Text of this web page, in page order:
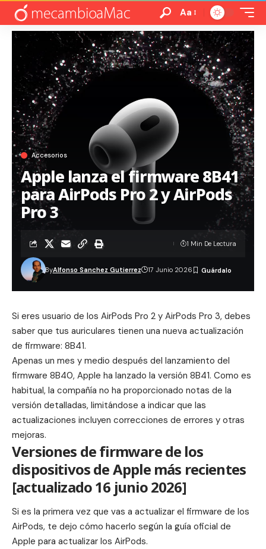
Aa
Accesorios
Apple lanza el firmware 8B41
para AirPods Pro 2 y AirPods
Pro 3
ByAlfonso Sanchez Gutierrez 17 Junio 2026
1 Min De Lectura
Si eres usuario de los AirPods Pro 2 y AirPods Pro 3, debes
saber que tus auriculares tienen una nueva actualización
de firmware: 8B41.
Apenas un mes y medio después del lanzamiento del
firmware 8B40, Apple ha lanzado la versión 8B41. Como es
habitual, la compañía no ha proporcionado notas de la
versión detalladas, limitándose a indicar que las
actualizaciones incluyen correcciones de errores y otras
mejoras.
Versiones de firmware de los
dispositivos de Apple más recientes
[actualizado 16 junio 2026]
Si es la primera vez que vas a actualizar el firmware de los
AirPods, te dejo cómo hacerlo según la guía oficial de
Apple para actualizar los AirPods.